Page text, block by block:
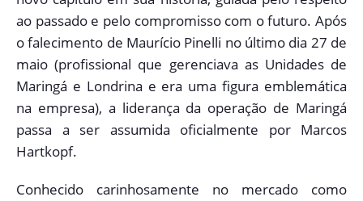
ao passado e pelo compromisso com o futuro. Após
o falecimento de Maurício Pinelli no último dia 27 de
maio (profissional que gerenciava as Unidades de
Maringá e Londrina e era uma figura emblemática
na empresa), a liderança da operação de Maringá
passa a ser assumida oficialmente por Marcos
Hartkopf.
Conhecido carinhosamente no mercado como